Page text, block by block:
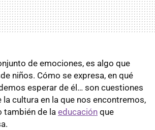
de emociones, es algo que
niños. Cómo se expresa, en qué
esperar de él… son cuestiones
la cultura en la que nos encontremos,
también de la educación que